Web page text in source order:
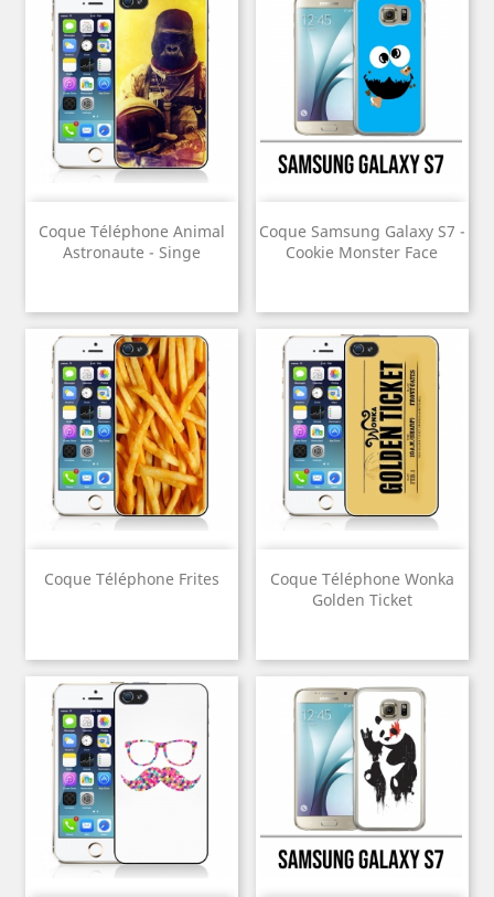
Coque Téléphone Animal
Astronaute - Singe
Coque Samsung Galaxy S7 -
Cookie Monster Face
Coque Téléphone Frites
Coque Téléphone Wonka
Golden Ticket